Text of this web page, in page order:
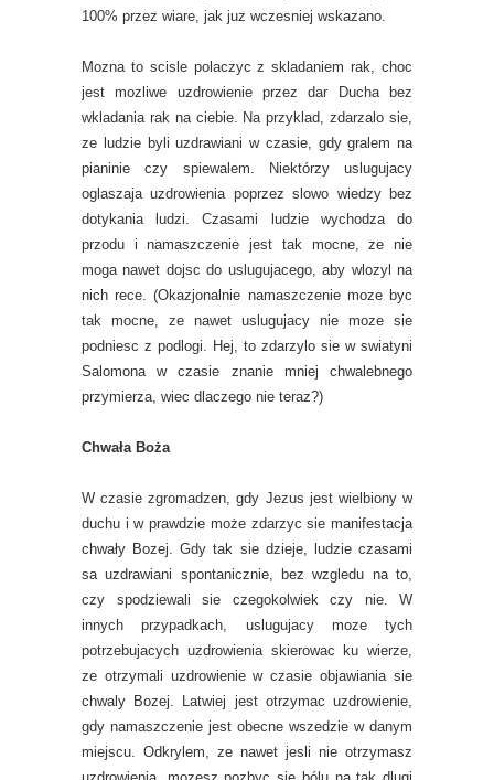
100% przez wiare, jak juz wczesniej wskazano.
Mozna to scisle polaczyc z skladaniem rak, choc
jest mozliwe uzdrowienie przez dar Ducha bez
wkladania rak na ciebie. Na przyklad, zdarzalo sie,
ze ludzie byli uzdrawiani w czasie, gdy gralem na
pianinie czy spiewalem. Niektórzy uslugujacy
oglaszaja uzdrowienia poprzez slowo wiedzy bez
dotykania ludzi. Czasami ludzie wychodza do
przodu i namaszczenie jest tak mocne, ze nie
moga nawet dojsc do uslugujacego, aby wlozyl na
nich rece. (Okazjonalnie namaszczenie moze byc
tak mocne, ze nawet uslugujacy nie moze sie
podniesc z podlogi. Hej, to zdarzylo sie w swiatyni
Salomona w czasie znanie mniej chwalebnego
przymierza, wiec dlaczego nie teraz?)
Chwała Boża
W czasie zgromadzen, gdy Jezus jest wielbiony w
duchu i w prawdzie może zdarzyc sie manifestacja
chwały Bozej. Gdy tak sie dzieje, ludzie czasami
sa uzdrawiani spontanicznie, bez wzgledu na to,
czy spodziewali sie czegokolwiek czy nie. W
innych przypadkach, uslugujacy moze tych
potrzebujacych uzdrowienia skierowac ku wierze,
ze otrzymali uzdrowienie w czasie objawiania sie
chwaly Bozej. Latwiej jest otrzymac uzdrowienie,
gdy namaszczenie jest obecne wszedzie w danym
miejscu. Odkrylem, ze nawet jesli nie otrzymasz